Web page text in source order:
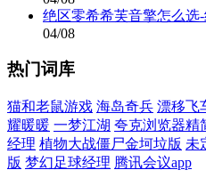
绝区零希希芙音擎怎么选
04/08
热门词库
猫和老鼠游戏 海岛奇兵 漂移飞
耀暖暖 一梦江湖 夸克浏览器精
经理 植物大战僵尸金坷垃版 未
版 梦幻足球经理 腾讯会议app